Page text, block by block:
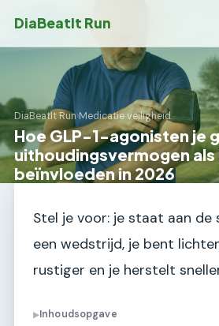
DiaBeatIt Run
DiaBeatIt Run›Medicatie veiligheid
Hoe GLP-1-agonisten je
uithoudingsvermogen
beïnvloeden in 2026
Stel je voor: je staat aan de
een wedstrijd, je bent
rustiger en je herstelt
▶Inhoudsopgave